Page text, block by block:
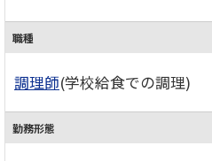
職種
調理師(学校給食での調理)
勤務形態